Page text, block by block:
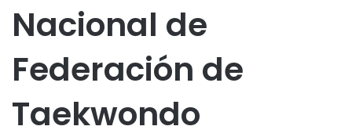
Nacional de
Federación de
Taekwondo